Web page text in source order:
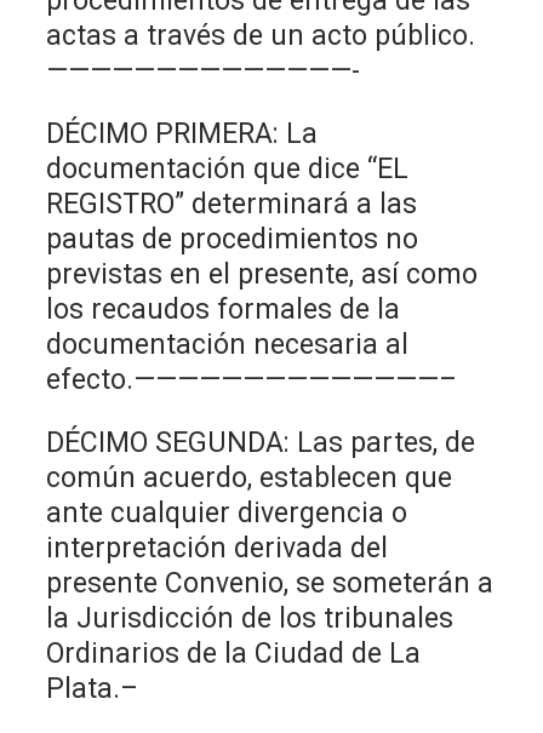
actas a través de un acto público.
——————————————-
DÉCIMO PRIMERA: La
documentación que dice “EL
REGISTRO” determinará a las
pautas de procedimientos no
previstas en el presente, así como
los recaudos formales de la
documentación necesaria al
efecto.——————————————–
DÉCIMO SEGUNDA: Las partes, de
común acuerdo, establecen que
ante cualquier divergencia o
interpretación derivada del
presente Convenio, se someterán a
la Jurisdicción de los tribunales
Ordinarios de la Ciudad de La
Plata.–